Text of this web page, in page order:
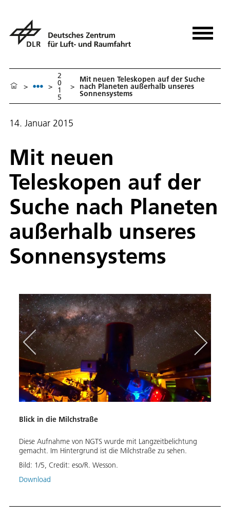
> >
2
0
1
5
>
Mit neuen Teleskopen auf der Suche
nach Planeten außerhalb unseres
Sonnensystems
14. Januar 2015
Mit neuen
Teleskopen auf der
Suche nach Planeten
außerhalb unseres
Sonnensystems
Blick in die Milchstraße
Diese Aufnahme von NGTS wurde mit Langzeitbelichtung
gemacht. Im Hintergrund ist die Milchstraße zu sehen.
Bild: 1/5, Credit: eso/R. Wesson.
Download